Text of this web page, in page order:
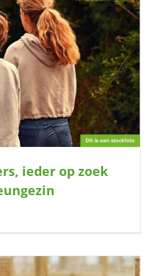
ieder op zoek